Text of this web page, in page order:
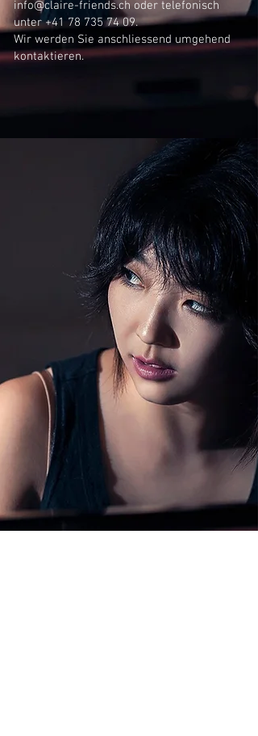
info@claire-friends.ch oder telefonisch
unter+41 78 735 74 09.
Wir werden Sie anschliessend umgehend
kontaktieren.